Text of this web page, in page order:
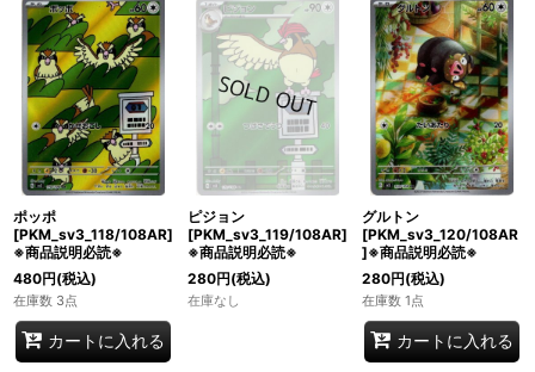
ポッポ
[PKM_sv3_118/108AR]
※商品説明必読※
480円(税込)
在庫数 3点
カートに入れる
ピジョン
[PKM_sv3_119/108AR]
※商品説明必読※
280円(税込)
在庫なし
グルトン
[PKM_sv3_120/108AR
]※商品説明必読※
280円(税込)
在庫数 1点
カートに入れる